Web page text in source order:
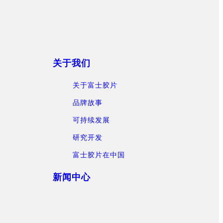
关于我们
关于富士胶片
品牌故事
可持续发展
研究开发
富士胶片在中国
新闻中心